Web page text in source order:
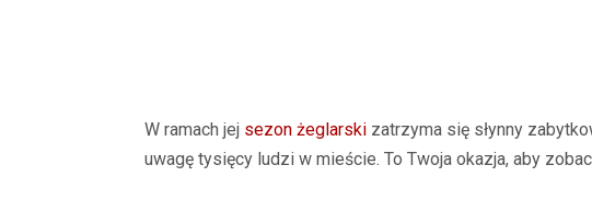
W ramach jej sezon żeglarski zatrzyma się słynny
uwagę tysięcy ludzi w mieście. To Twoja okazja, aby